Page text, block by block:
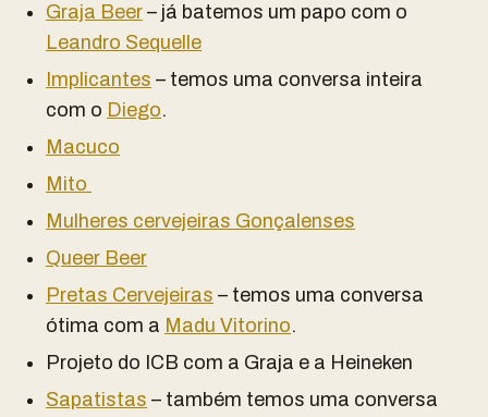
Graja Beer – já batemos um papo com o
Leandro Sequelle
Implicantes – temos uma conversa inteira
com o Diego.
Macuco
Mito
Mulheres cervejeiras Gonçalenses
Queer Beer
Pretas Cervejeiras – temos uma conversa
ótima com a Madu Vitorino.
Projeto do ICB com a Graja e a Heineken
Sapatistas – também temos uma conversa